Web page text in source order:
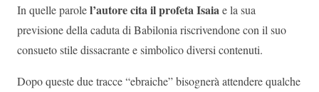
In quelle parolel’autore cita il profeta Isaiae la sua
previsione della caduta di Babilonia riscrivendone con il suo
consueto stile dissacrante e simbolico diversi contenuti.
Dopo queste due tracce “ebraiche” bisognerà attendere qualche